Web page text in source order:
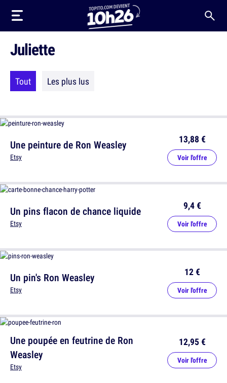
Juliette
Tout Les plus lus
Une peinture de Ron Weasley
Etsy
13,88 €
Voir l'offre
Un pin's Ron Weasley
Etsy
12 €
Voir l'offre
Un pins flacon de chance liquide
Etsy
9,4 €
Voir l'offre
Une poupée en feutrine de Ron
Weasley
Etsy
12,95 €
Voir l'offre